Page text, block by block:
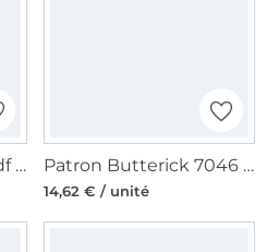
Patron top femme pdf Studio Schnittreif Mme Asta,en français Patron Butterick 7046 haut et pantalon pour femmes, version papier, taille 46-54, en français
14,62 € / unité